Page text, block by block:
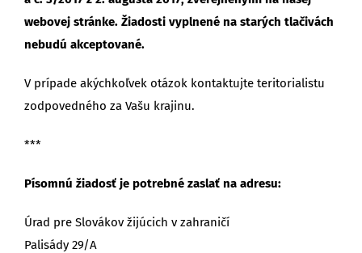
webovej stránke. Žiadosti vyplnené na starých tlačivách
nebudú akceptované.
V prípade akýchkoľvek otázok kontaktujte teritorialistu
zodpovedného za Vašu krajinu.
***
Písomnú žiadosť je potrebné zaslať na adresu:
Úrad pre Slovákov žijúcich v zahraničí
Palisády 29/A